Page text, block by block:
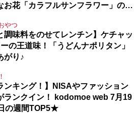
お花「カラフルサンフラワー」の作
やつ
調味料をのせてレンチン】ケチャッ
の王道味！「うどんナポリタン」
がり♪
ンキング！】NISAやファッション
ランクイン！ kodomoe web 7月19
の週間TOP5★